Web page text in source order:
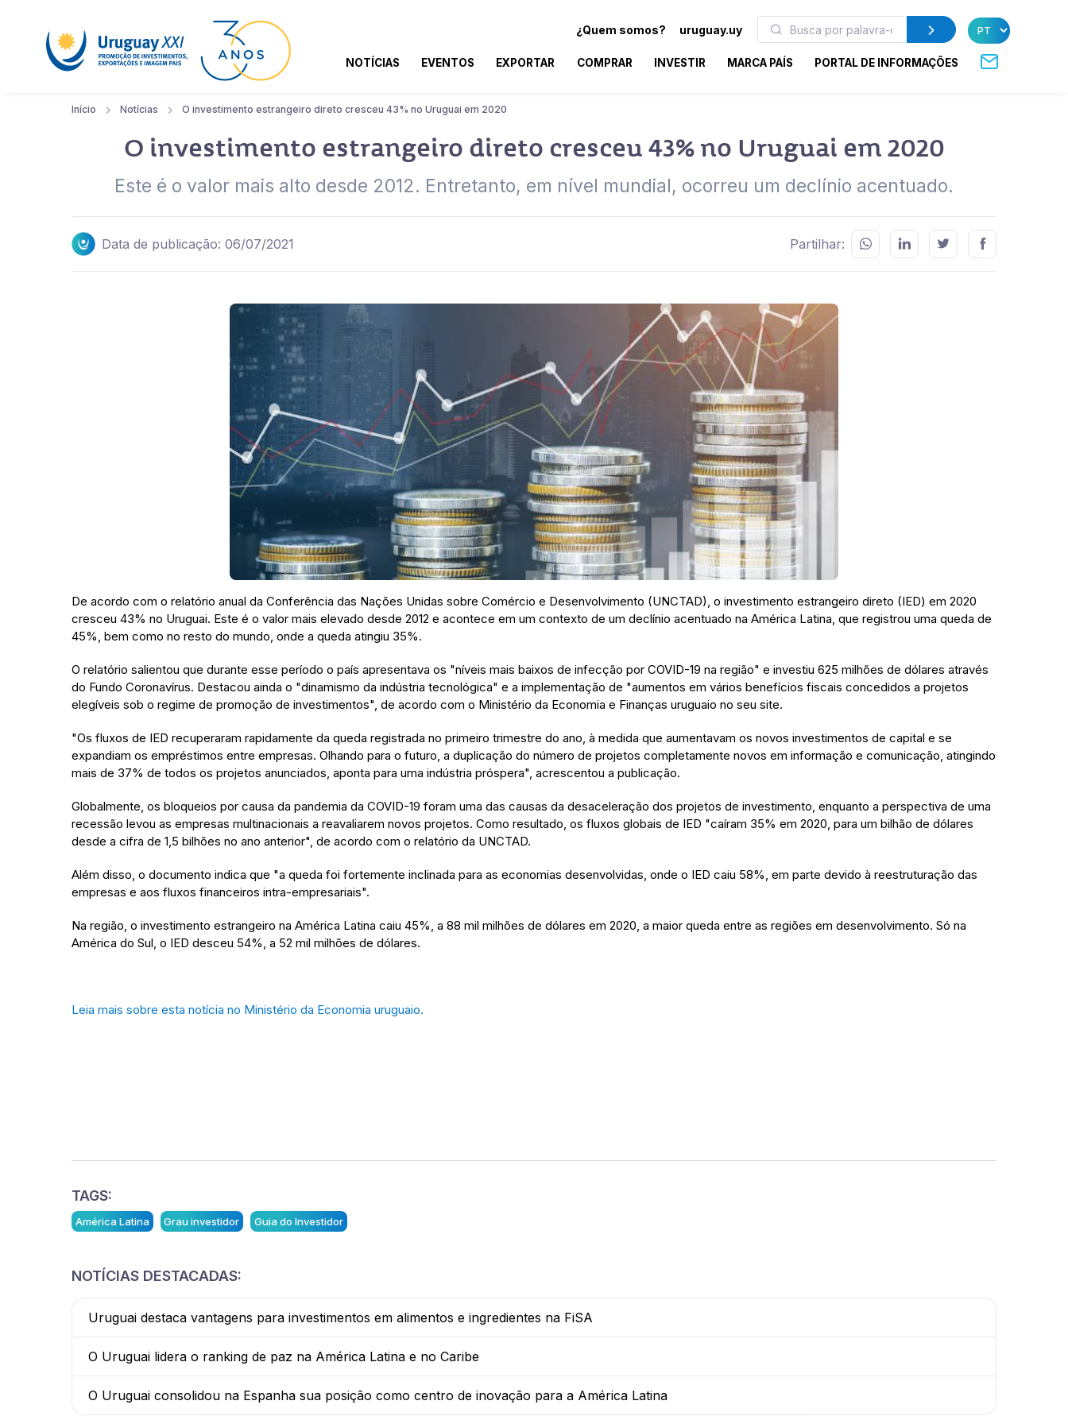
¿Quem somos? uruguay.uy
NOTÍCIAS EVENTOS EXPORTAR COMPRAR INVESTIR MARCA PAÍS PORTAL DE INFORMAÇÕES
Início Notícias O investimento estrangeiro direto cresceu 43% no Uruguai em 2020
O investimento estrangeiro direto cresceu 43% no Uruguai em 2020
Este é o valor mais alto desde 2012. Entretanto, em nível mundial, ocorreu um declínio acentuado.
Data de publicação: 06/07/2021 Partilhar:
De acordo com o relatório anual da Conferência das Nações Unidas sobre Comércio e Desenvolvimento (UNCTAD), o investimento estrangeiro direto (IED) em 2020
cresceu 43% no Uruguai. Este é o valor mais elevado desde 2012 e acontece em um contexto de um declínio acentuado na América Latina, que registrou uma queda de
45%, bem como no resto do mundo, onde a queda atingiu 35%.
O relatório salientou que durante esse período o país apresentava os "níveis mais baixos de infecção por COVID-19 na região" e investiu 625 milhões de dólares através
do Fundo Coronavírus. Destacou ainda o "dinamismo da indústria tecnológica" e a implementação de "aumentos em vários benefícios fiscais concedidos a projetos
elegíveis sob o regime de promoção de investimentos", de acordo com o Ministério da Economia e Finanças uruguaio no seu site.
"Os fluxos de IED recuperaram rapidamente da queda registrada no primeiro trimestre do ano, à medida que aumentavam os novos investimentos de capital e se
expandiam os empréstimos entre empresas. Olhando para o futuro, a duplicação do número de projetos completamente novos em informação e comunicação, atingindo
mais de 37% de todos os projetos anunciados, aponta para uma indústria próspera", acrescentou a publicação.
Globalmente, os bloqueios por causa da pandemia da COVID-19 foram uma das causas da desaceleração dos projetos de investimento, enquanto a perspectiva de uma
recessão levou as empresas multinacionais a reavaliarem novos projetos. Como resultado, os fluxos globais de IED "caíram 35% em 2020, para um bilhão de dólares
desde a cifra de 1,5 bilhões no ano anterior", de acordo com o relatório da UNCTAD.
Além disso, o documento indica que "a queda foi fortemente inclinada para as economias desenvolvidas, onde o IED caiu 58%, em parte devido à reestruturação das
empresas e aos fluxos financeiros intra-empresariais".
Na região, o investimento estrangeiro na América Latina caiu 45%, a 88 mil milhões de dólares em 2020, a maior queda entre as regiões em desenvolvimento. Só na
América do Sul, o IED desceu 54%, a 52 mil milhões de dólares.
Leia mais sobre esta notícia no Ministério da Economia uruguaio.
TAGS:
América Latina Grau investidor Guia do Investidor
NOTÍCIAS DESTACADAS:
Uruguai destaca vantagens para investimentos em alimentos e ingredientes na FiSA
O Uruguai lidera o ranking de paz na América Latina e no Caribe
O Uruguai consolidou na Espanha sua posição como centro de inovação para a América Latina